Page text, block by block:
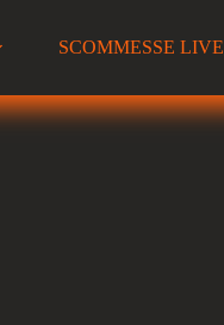
SCOMMESSE LIVE